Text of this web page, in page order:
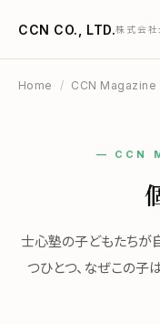
CCN CO., LTD.株式会社
Home / CCN Magazine
— CCN
士心塾の子どもたちが
つひとつ、なぜこの子